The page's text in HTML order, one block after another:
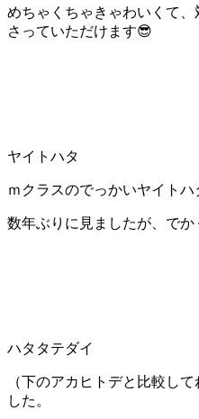
めちゃくちゃきゃわいくて
さっていただけます😎
ヤイトハタ
ｍクラスのでっかいヤイトハ
数年ぶりに見ましたが、でか
ハタタテダイ
（下のアカヒトデと比較し
した。